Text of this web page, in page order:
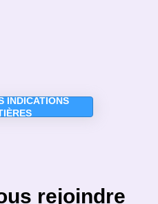
INDICATIONS
rejoindre